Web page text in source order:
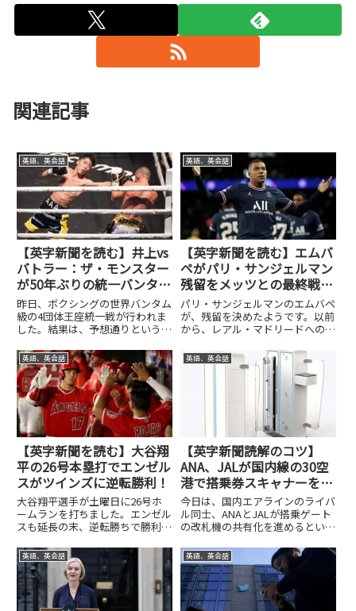
関連記事
英語、英会話
【英字新聞を読む】井上vs
バトラー：ザ・モンスター
が50年ぶりの統一バンタム
級王者に！
昨日、ボクシングの世界バンタム
級の4団体王座統一戦が行われま
した。結果は、予想通りという
WBA、WBC、IBF王者の井上尚弥
選手は、一方的にWBO王者のイ
ギリスのポール・バトラー選手を
攻め続けました。バトラー選手...
英語、英会話
【英字新聞を読む】エムバ
ペがパリ・サンジェルマン
残留をメッツとの最終戦で
のハットトリックで祝う！
パリ・サンジェルマンのエムバペ
が、残留を決めたようです。以前
から、レアル・マドリードへの移
しかし、リーグ最終戦の直前に3
年契約をして、会場で試合前に発
表された。そして、そのリーグ最
終戦でハットトリックを達成し
英語、英会話
【英字新聞を読む】大谷翔
平の26号本塁打でエンゼル
スがツインズに逆転勝利！
大谷翔平選手が土曜日に26号ホ
ームランを打ちました。エンゼル
スも延長の末、逆転勝ちで勝利を
活躍しても、チームが負けてしま
うことが多かったので、良いこと
だと思います。今日はこの話題を
取り上げようと思います。まず
は...
英語、英会話
【英字新聞読解のコツ】
ANA、JALが国内線の30空
港で搭乗券スキャナーを共
有！
今日は、国内エアラインのライバ
ル同士、ANAとJALが搭乗ゲート
の改札機の共有化を進めるという
ュートラルな航空燃料の開発でも
両社は協力するという記事を紹介
しました。今回は、搭乗ゲートの
システムの共有化。共有して...
英語、英会話 英語、英会話